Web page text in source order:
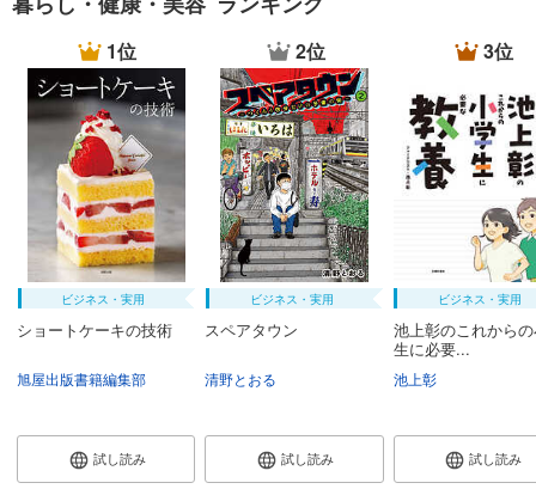
1位
ビジネス・実用
ショートケーキの技術
旭屋出版書籍編集部
試し読み
2位
ビジネス・実用
スペアタウン
清野とおる
試し読み
3位
ビジネス・実用
池上彰のこれから
生に必要...
池上彰
試し読み